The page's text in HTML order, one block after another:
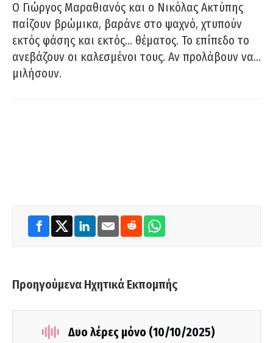
Ο Γιώργος Μαραθιανός και ο Νικόλας Ακτύπης
παίζουν βρώμικα, βαράνε στο ψαχνό, χτυπούν
εκτός φάσης και εκτός… θέματος. Το επίπεδο το
ανεβάζουν οι καλεσμένοι τους. Αν προλάβουν να…
μιλήσουν.
Προηγούμενα Ηχητικά Εκπομπής
Δυο λέρες μόνο (10/10/2025)